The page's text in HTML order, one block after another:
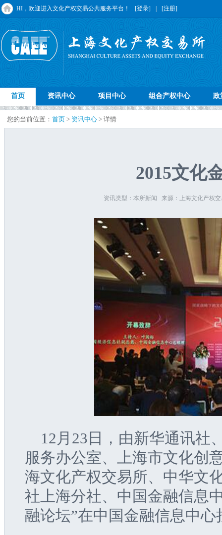
HI，欢迎进入文化产权交易公共服务平台！ [登录] [注册]
首页 资讯中心 项目中心 组合产权中心 政
您的当前位置： 首页 > 资讯中心 > 详情
2015文化
资讯类型：本所新闻 来源：上海文化产权
12 月23日，由新华通讯社
服务办公室、上海市文化创
海文化产权交易所、中华文
社上海分社、中国金融信息
融论坛”在中国金融信息中心